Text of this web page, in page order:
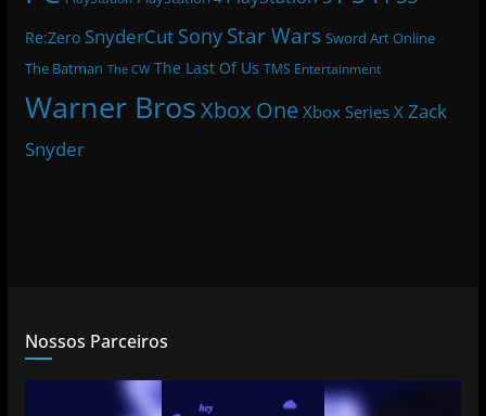
Re:Zero SnyderCut Sony Star Wars Sword Art Online
The Batman The CW The Last Of Us TMS Entertainment
Warner BrosXbox One Xbox Series X Zack
Snyder
Nossos Parceiros